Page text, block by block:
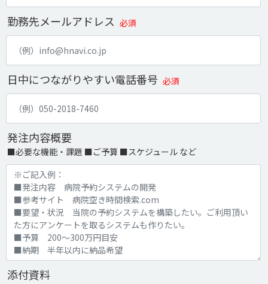
勤務先メールアドレス 必須
日中につながりやすい電話番号 必須
発注内容概要
■必要な機能・課題 ■ご予算 ■スケジュール など
添付資料